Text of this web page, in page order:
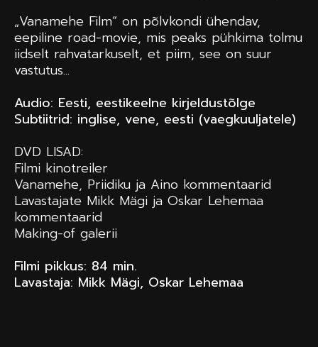
„Vanamehe Film“ on põlvkondi ühendav,
eepiline road-movie, mis peaks pühkima tolmu
iidselt rahvatarkuselt, et piim, see on suur
vastutus...
Audio: Eesti, eestikeelne kirjeldustõlge
Subtiitrid: inglise, vene, eesti (vaegkuuljatele)
DVD LISAD:
Filmi kinotreiler
Vanamehe, Priidiku ja Aino kommentaarid
Lavastajate Mikk Mägi ja Oskar Lehemaa
kommentaarid
Making-of galerii
Filmi pikkus: 84 min.
Lavastaja: Mikk Mägi, Oskar Lehemaa